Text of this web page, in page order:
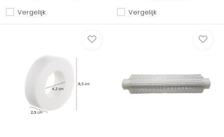
Vergelijk Vergelijk